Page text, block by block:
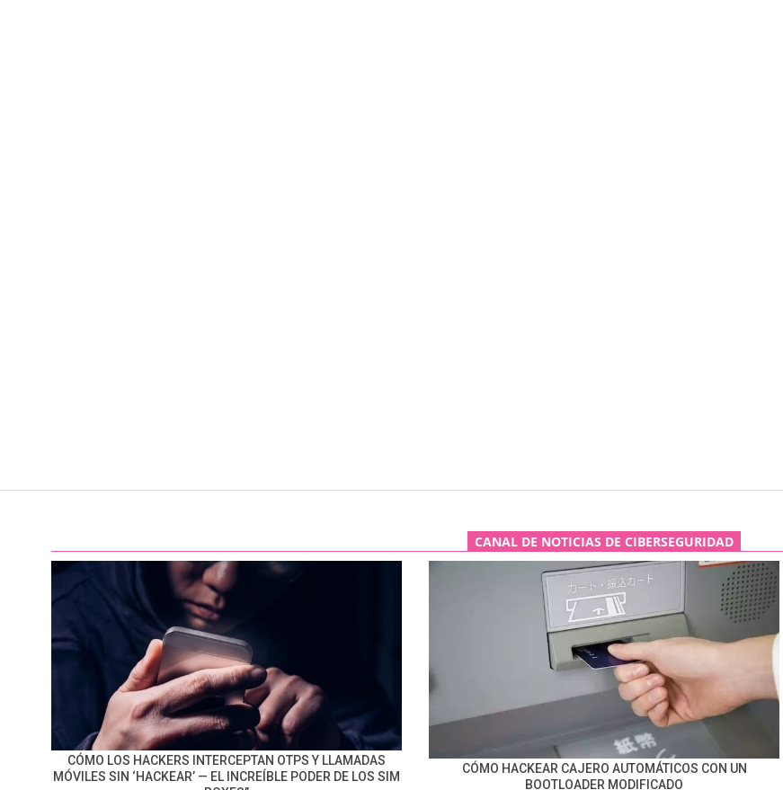
CANAL DE NOTICIAS DE CIBERSEGURIDAD
CÓMO LOS HACKERS INTERCEPTAN OTPS Y LLAMADAS
MÓVILES SIN ‘HACKEAR’ — EL INCREÍBLE PODER DE LOS SIM
CÓMO HACKEAR CAJERO AUTOMÁTICOS CON UN
BOOTLOADER MODIFICADO